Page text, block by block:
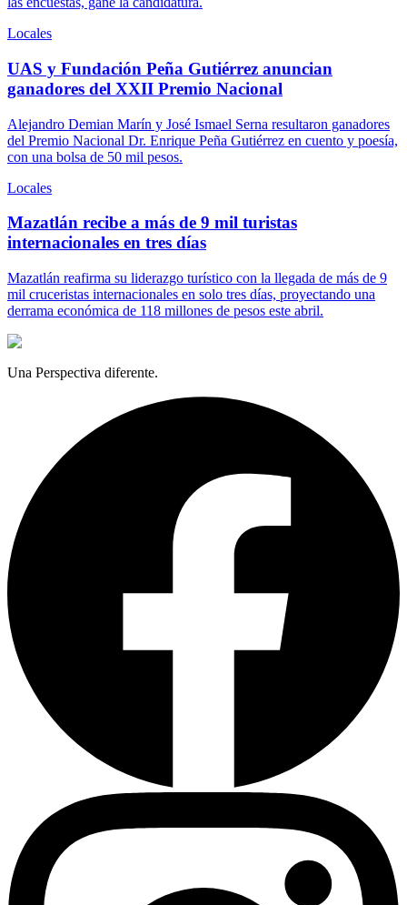
Locales
UAS y Fundación Peña Gutiérrez anuncian
ganadores del XXII Premio Nacional
Alejandro Demian Marín y José Ismael Serna resultaron ganadores
del Premio Nacional Dr. Enrique Peña Gutiérrez en cuento y poesía,
con una bolsa de 50 mil pesos.
Locales
Mazatlán recibe a más de 9 mil turistas
internacionales en tres días
Mazatlán reafirma su liderazgo turístico con la llegada de más de 9
mil cruceristas internacionales en solo tres días, proyectando una
derrama económica de 118 millones de pesos este abril.
Una Perspectiva diferente.